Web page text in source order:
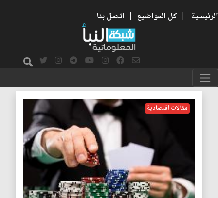
الرئيسية | كل المواضيع | اتصل بنا
اقتصاد الكازينو
مقالات اقتصادية